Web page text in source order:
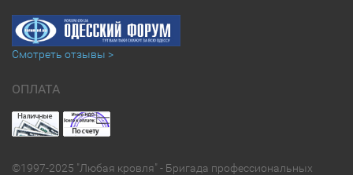
Смотреть отзывы >
ОПЛАТА
©1997-2025 "Любая кровля" - Бригада профессиональных